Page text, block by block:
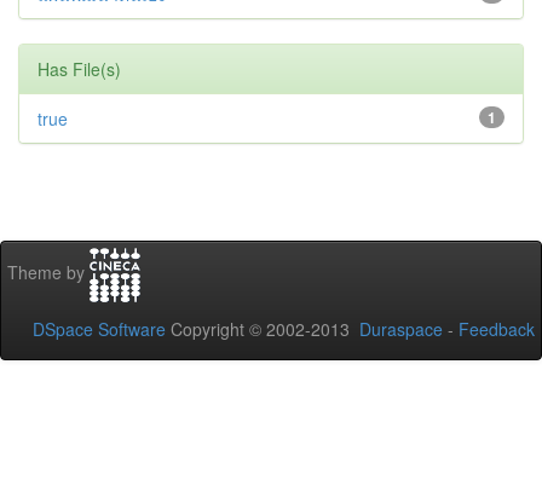
Has File(s)
1
true
Theme by
DSpace Software Copyright © 2002-2013 Duraspace - Feedback